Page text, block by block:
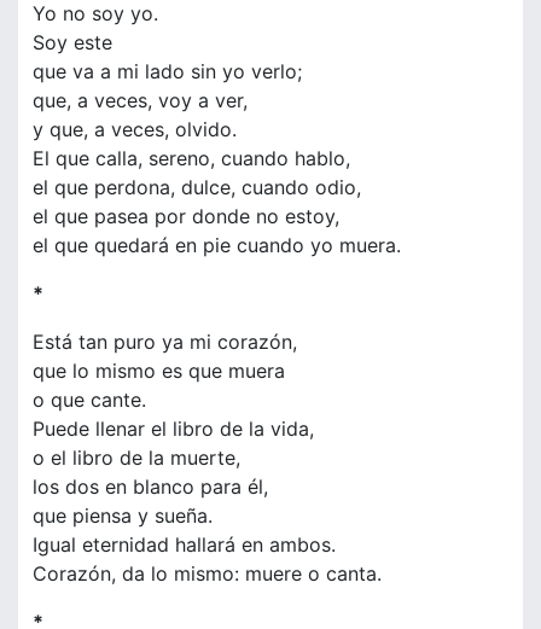
Yo no soy yo.
Soy este
que va a mi lado sin yo verlo;
que, a veces, voy a ver,
y que, a veces, olvido.
El que calla, sereno, cuando hablo,
el que perdona, dulce, cuando odio,
el que pasea por donde no estoy,
el que quedará en pie cuando yo muera.
*
Está tan puro ya mi corazón,
que lo mismo es que muera
o que cante.
Puede llenar el libro de la vida,
o el libro de la muerte,
los dos en blanco para él,
que piensa y sueña.
Igual eternidad hallará en ambos.
Corazón, da lo mismo: muere o canta.
*